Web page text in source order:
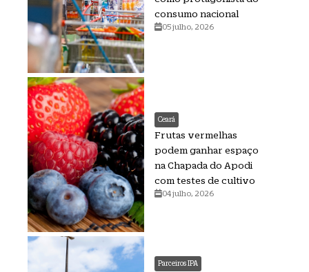
consumo nacional
05 julho, 2026
Ceará
Frutas vermelhas
podem ganhar espaço
na Chapada do Apodi
com testes de cultivo
04 julho, 2026
Parceiros IPA